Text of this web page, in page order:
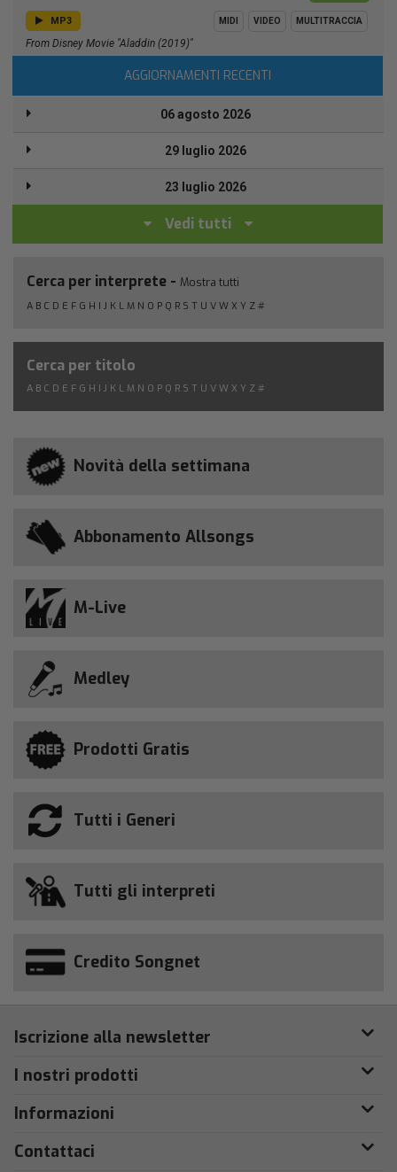
MP3 MIDI VIDEO MULTITRACCIA
From Disney Movie "Aladdin (2019)"
AGGIORNAMENTI RECENTI
06 agosto 2026
29 luglio 2026
23 luglio 2026
Vedi tutti
Cerca per interprete - Mostra tutti
A B C D E F G H I J K L M N O P Q R S T U V W X Y Z #
Cerca per titolo
A B C D E F G H I J K L M N O P Q R S T U V W X Y Z #
Novità della settimana
Abbonamento Allsongs
M-Live
Medley
Prodotti Gratis
Tutti i Generi
Tutti gli interpreti
Credito Songnet
Iscrizione alla newsletter
I nostri prodotti
Informazioni
Contattaci